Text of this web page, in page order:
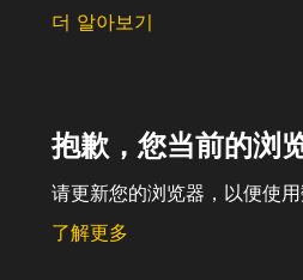
더 알아보기
抱歉，您当前的浏
请更新您的浏览器，以便使用
了解更多